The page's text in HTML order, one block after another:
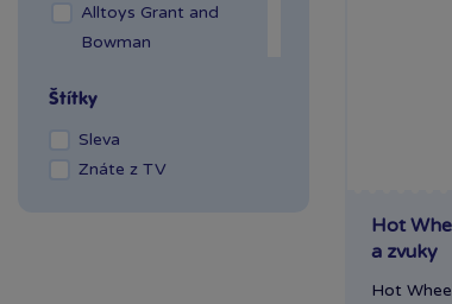
Pankrác
Praha OC Flora
Butovice
Praha OC Galerie Harfa
Praha OC Krakov
Alltoys Grant and
Bowman
Alltoys Intex
Alltoys Mojo
Alltoys Mustar
Štítky
Sleva
Znáte z TV
Hot
a zvuky
Hot